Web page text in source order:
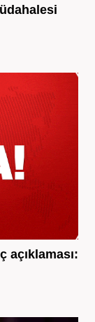
açıklaması: